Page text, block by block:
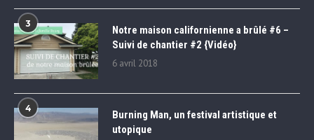
3
Notre maison californienne a brûlé #6 –
Suivi de chantier #2 {Vidéo}
6 avril 2018
4
Burning Man, un festival artistique et
utopique